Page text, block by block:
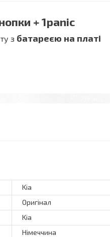
+ 1panic
з батареєю на платі
Kia
Оригінал
Kia
Німеччина